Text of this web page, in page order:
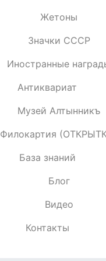
Жетоны
Значки СССР
Иностранные
Антиквариат
Музей Алтынникъ
Филокартия
База знаний
Блог
Видео
Контакты